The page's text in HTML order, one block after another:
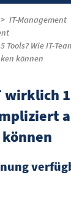
IT-Management
Tools? Wie IT-
können